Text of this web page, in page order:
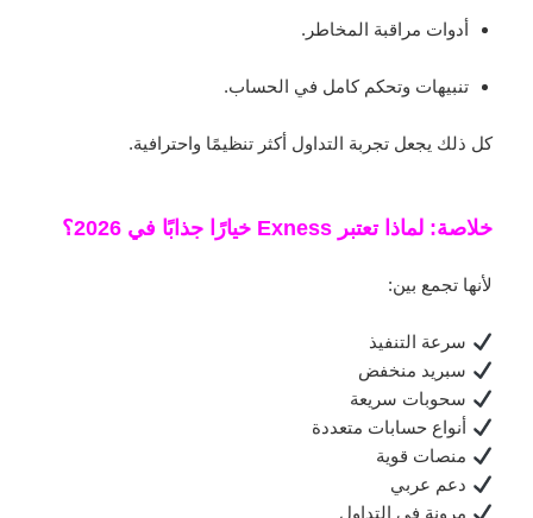
أدوات مراقبة المخاطر.
تنبيهات وتحكم كامل في الحساب.
كل ذلك يجعل تجربة التداول أكثر تنظيمًا واحترافية.
خلاصة: لماذا تعتبر Exness خيارًا جذابًا في 2026؟
لأنها تجمع بين:
سرعة التنفيذ
سبريد منخفض
سحوبات سريعة
أنواع حسابات متعددة
منصات قوية
دعم عربي
مرونة في التداول